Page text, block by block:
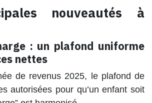
nouveautés à
: un plafond uniforme
nettes
de revenus 2025, le plafond de
autorisées pour qu’un enfant soit